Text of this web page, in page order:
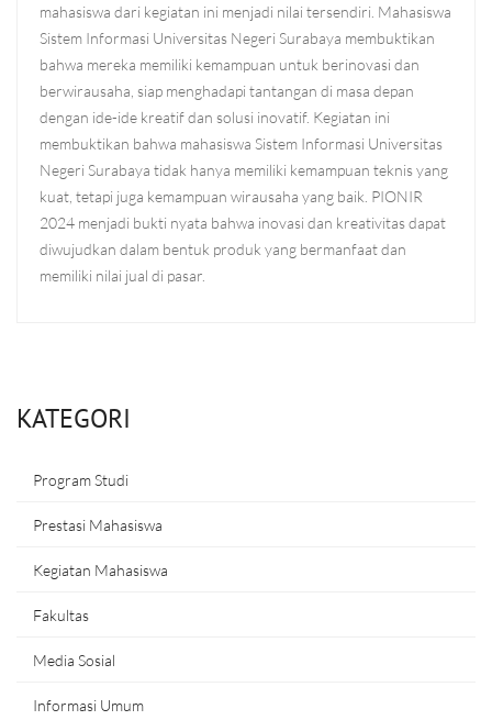
mahasiswa dari kegiatan ini menjadi nilai tersendiri. Mahasiswa
Sistem Informasi Universitas Negeri Surabaya membuktikan
bahwa mereka memiliki kemampuan untuk berinovasi dan
berwirausaha, siap menghadapi tantangan di masa depan
dengan ide-ide kreatif dan solusi inovatif. Kegiatan ini
membuktikan bahwa mahasiswa Sistem Informasi Universitas
Negeri Surabaya tidak hanya memiliki kemampuan teknis yang
kuat, tetapi juga kemampuan wirausaha yang baik. PIONIR
2024 menjadi bukti nyata bahwa inovasi dan kreativitas dapat
diwujudkan dalam bentuk produk yang bermanfaat dan
memiliki nilai jual di pasar.
KATEGORI
Program Studi
Prestasi Mahasiswa
Kegiatan Mahasiswa
Fakultas
Media Sosial
Informasi Umum